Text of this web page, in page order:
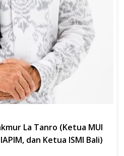
La Tanro (Ketua MUI
dan Ketua ISMI Bali)